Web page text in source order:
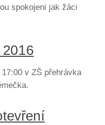
spokojeni jak žáci
v ZŠ přehrávka